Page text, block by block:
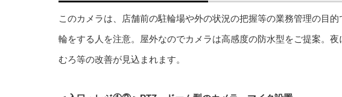
このカメラは、店舗前の駐輪場や外の状況の把握等の業務管理の目
輪をする人を注意。屋外なのでカメラは高感度の防水型をご提案。
むろ等の改善が見込まれます。